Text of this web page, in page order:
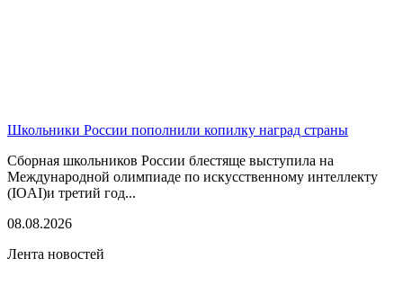
Школьники России пополнили копилку наград страны
Сборная школьников России блестяще выступила на
Международной олимпиаде по искусственному интеллекту
(IOAI)и третий год...
08.08.2026
Лента новостей